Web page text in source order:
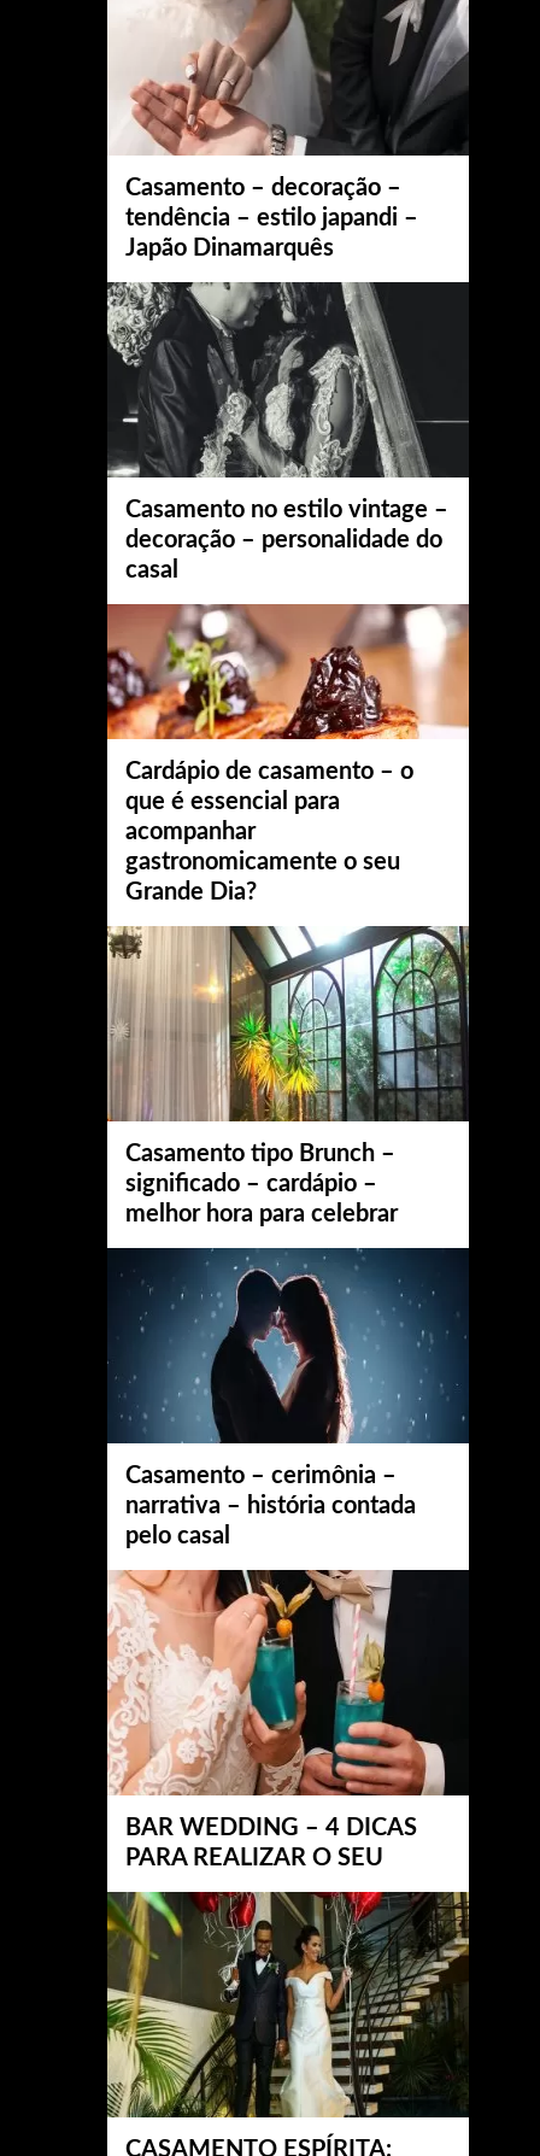
Casamento – decoração –
tendência – estilo japandi –
Japão Dinamarquês
Casamento no estilo vintage –
decoração – personalidade do
casal
Cardápio de casamento – o
que é essencial para
acompanhar
gastronomicamente o seu
Grande Dia?
Casamento tipo Brunch –
significado – cardápio –
melhor hora para celebrar
Casamento – cerimônia –
narrativa – história contada
pelo casal
BAR WEDDING – 4 DICAS
PARA REALIZAR O SEU
CASAMENTO ESPÍRITA: